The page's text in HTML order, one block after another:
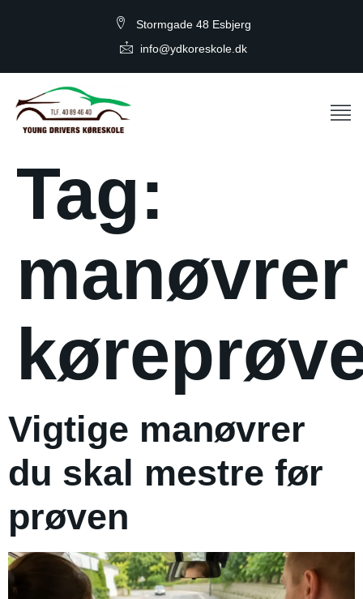
Stormgade 48 Esbjerg
info@ydkoreskole.dk
Tag:
manøvrer
Vigtige manøvrer
du skal mestre før
prøven